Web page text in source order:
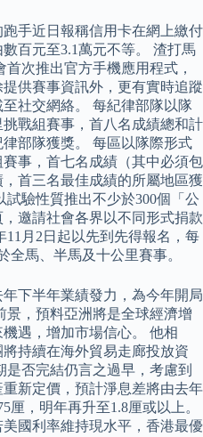
跑手近日報稱信用卡在網上繳付
百元至3.1萬元不等。 渣打馬
次推出官方手機應用程式，
供賽事資訊外，更有實時追蹤
社交網絡。 每紀律部隊以隊
戰組賽事，首八名成績總和計
部隊獲獎。 每區以隊際形式
事，首七名成績（其中必須包
首三名最佳成績的所屬地區獲
試驗性質推出不少於300個「公
邀請社會各界以不同形式捐款
11月2日起以先到先得報名，每
全馬、半馬及十公里賽事。
下半年業績發力，為今年開局
景，預料亞洲將是全球經濟增
遇，增加市場信心。 他相
持續在海外貿易走廊投放資
否完結仍言之過早，考慮到
新定價，預計淨息差將由去年
厘，明年再升至1.8厘或以上。
國利率維持現水平，香港最優